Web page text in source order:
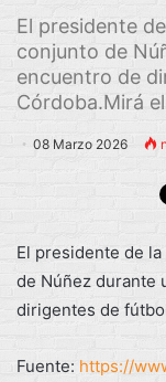
El presidente
conjunto de
encuentro de
Córdoba.Mirá
08 Marzo 2026
El presidente de
de Núñez durante
dirigentes de
Fuente: https://